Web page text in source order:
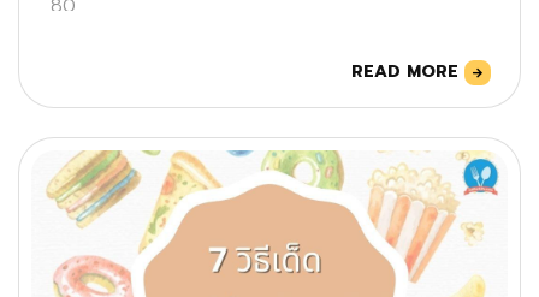
80
READ MORE